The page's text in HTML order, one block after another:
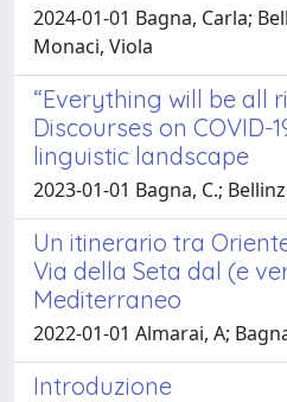
2024-01-01 Bagna, Carla;
Monaci, Viola
“Everything will be all
Discourses on COVID-
linguistic landscape
2023-01-01 Bagna, C.;
Un itinerario tra
Via della Seta dal (e
Mediterraneo
2022-01-01 Almarai, A;
Introduzione